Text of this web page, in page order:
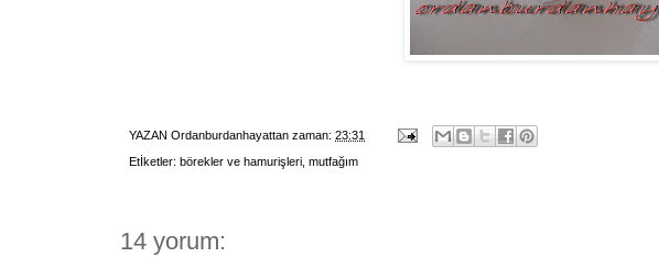
YAZAN Ordanburdanhayattan zaman: 23:31
Etİketler: börekler ve hamurişleri mutfağım
14 yorum: